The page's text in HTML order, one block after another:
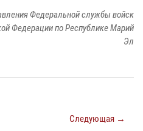
Федеральной службы войск
Федерации по Республике Марий
Эл
Следующая →